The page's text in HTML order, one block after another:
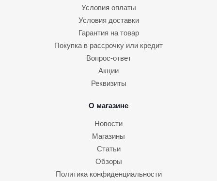
Условия оплаты
Условия доставки
Гарантия на товар
Покупка в рассрочку или кредит
Вопрос-ответ
Акции
Реквизиты
О магазине
Новости
Магазины
Статьи
Обзоры
Политика конфиденциальности